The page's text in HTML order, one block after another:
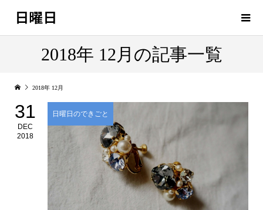
日曜日
2018年 12月の記事一覧
2018年 12月
31
DEC
2018
日曜日のできごと